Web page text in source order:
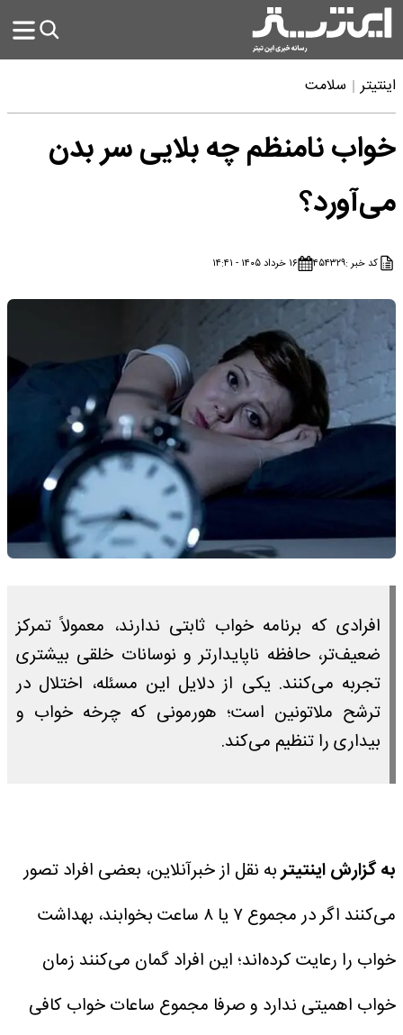
اینتیتر سلامت
خواب نامنظم چه بلایی سر بدن
می‌آورد؟
کد خبر :۴۵۴۳۲۹ ۱۶ خرداد ۱۴۰۵ - ۱۴:۴۱
افرادی که برنامه خواب ثابتی ندارند، معمولاً تمرکز
ضعیف‌تر، حافظه ناپایدارتر و نوسانات خلقی بیشتری
تجربه می‌کنند. یکی از دلایل این مسئله، اختلال در
ترشح ملاتونین است؛ هورمونی که چرخه خواب و
بیداری را تنظیم می‌کند.
به گزارش اینتیتربه نقل از خبرآنلاین، بعضی افراد تصور
می‌کنند اگر در مجموع ۷ یا ۸ ساعت بخوابند، بهداشت
خواب را رعایت کرده‌اند؛ این افراد گمان می‌کنند زمان
خواب اهمیتی ندارد و صرفا مجموع ساعات خواب کافی